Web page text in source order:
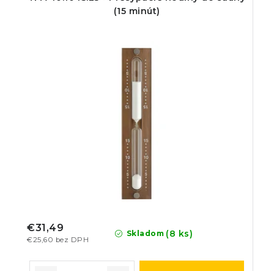
(15 minút)
Skladom (8 ks)
€25,60 bez DPH
€31,49